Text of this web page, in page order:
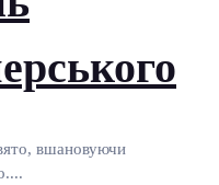
вшановуючи